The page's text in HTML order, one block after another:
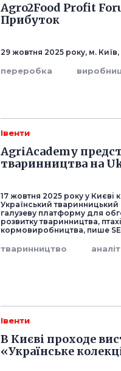
Agro2Food Profit
Прибуток
29 жовтня 2025 року, м.
переробка
Івенти
AgriAcademy
тваринництва на
17 жовтня 2025 року у
Український
галузеву платформу для
розвитку тваринництва,
кормовиробництва, пише
тваринництво
Івенти
В Києві проходе
«Українське